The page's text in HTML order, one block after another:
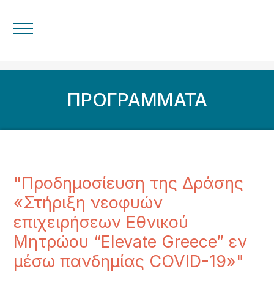
ΠΡΟΓΡΑΜΜΑΤΑ
"Προδημοσίευση της Δράσης
«Στήριξη νεοφυών
επιχειρήσεων Εθνικού
Μητρώου “Elevate Greece” εν
μέσω πανδημίας COVID-19»"